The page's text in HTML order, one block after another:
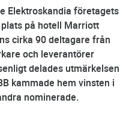
Elektroskandia företagets
på hotell Marriott
cirka 90 deltagare från
och leverantörer
delades utmärkelsen
kammade hem vinsten i
nominerade.